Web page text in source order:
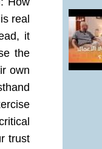
real?
it
the
own
trust